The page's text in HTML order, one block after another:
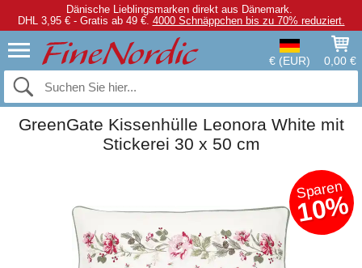
Dänische Lieblingsmarken direkt aus Dänemark.
DHL 3,95 € - Gratis ab 49 €. 4000 Schnäppchen bis zu 70% reduziert.
€ (EUR) 0,00 €
GreenGate Kissenhülle Leonora White mit
Stickerei 30 x 50 cm
Sparen
10%